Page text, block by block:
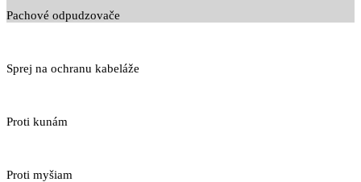
Pachové odpudzovače
Sprej na ochranu kabeláže
Proti kunám
Proti myšiam